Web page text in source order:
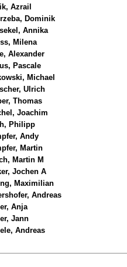
Azrail
Dominik
Annika
Milena
Alexander
Pascale
Michael
Ulrich
Thomas
Joachim
Philipp
Andy
Martin
Martin M
Jochen A
Maximilian
Andreas
Anja
Jann
Andreas